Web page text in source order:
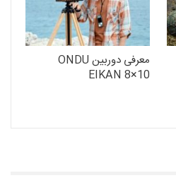
معرفی دوربین ONDU
EIKAN 8×10